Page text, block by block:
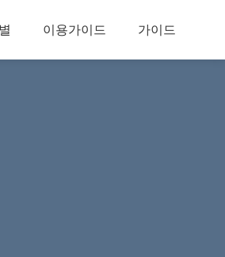
이용가이드 가이드